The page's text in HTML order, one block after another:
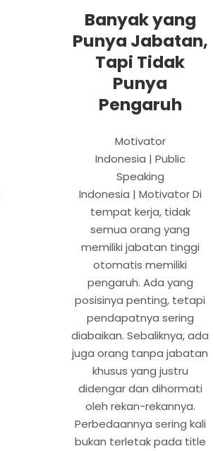
Banyak yang
Punya Jabatan,
Tapi Tidak
Punya
Pengaruh
Motivator
Indonesia | Public
Speaking
Indonesia | Motivator Di
tempat kerja, tidak
semua orang yang
memiliki jabatan tinggi
otomatis memiliki
pengaruh. Ada yang
posisinya penting, tetapi
pendapatnya sering
diabaikan. Sebaliknya, ada
juga orang tanpa jabatan
khusus yang justru
didengar dan dihormati
oleh rekan-rekannya.
Perbedaannya sering kali
bukan terletak pada title